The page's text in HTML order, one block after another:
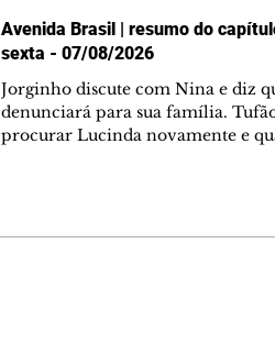
Avenida Brasil | resumo do
sexta - 07/08/2026
Jorginho discute com Nina e diz
denunciará para sua família.
procurar Lucinda novamente e